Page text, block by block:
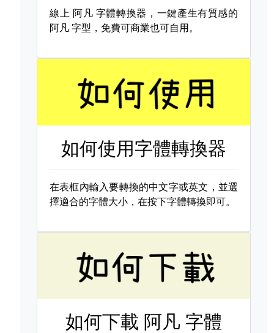
線上 阿凡 字體轉換器，一鍵產生有質感的
阿凡 字型，免費可商業也可自用。
如何使用字體轉換器
在表框內輸入要轉換的中文字或英文，並選
擇適合的字體大小，在按下字體轉換即可。
如何下載 阿凡 字體